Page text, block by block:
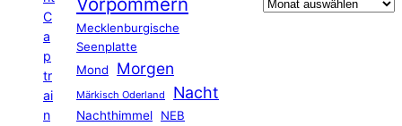
C
a
p
tr
ai
n
Mecklenburgische
Seenplatte
Mond
Morgen
Märkisch Oderland Nacht
Nachthimmel
NEB